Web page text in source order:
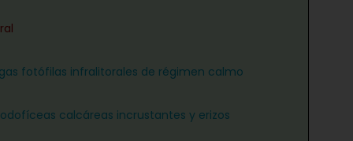
fotófilas infralitorales de régimen calmo
calcáreas incrustantes y erizos